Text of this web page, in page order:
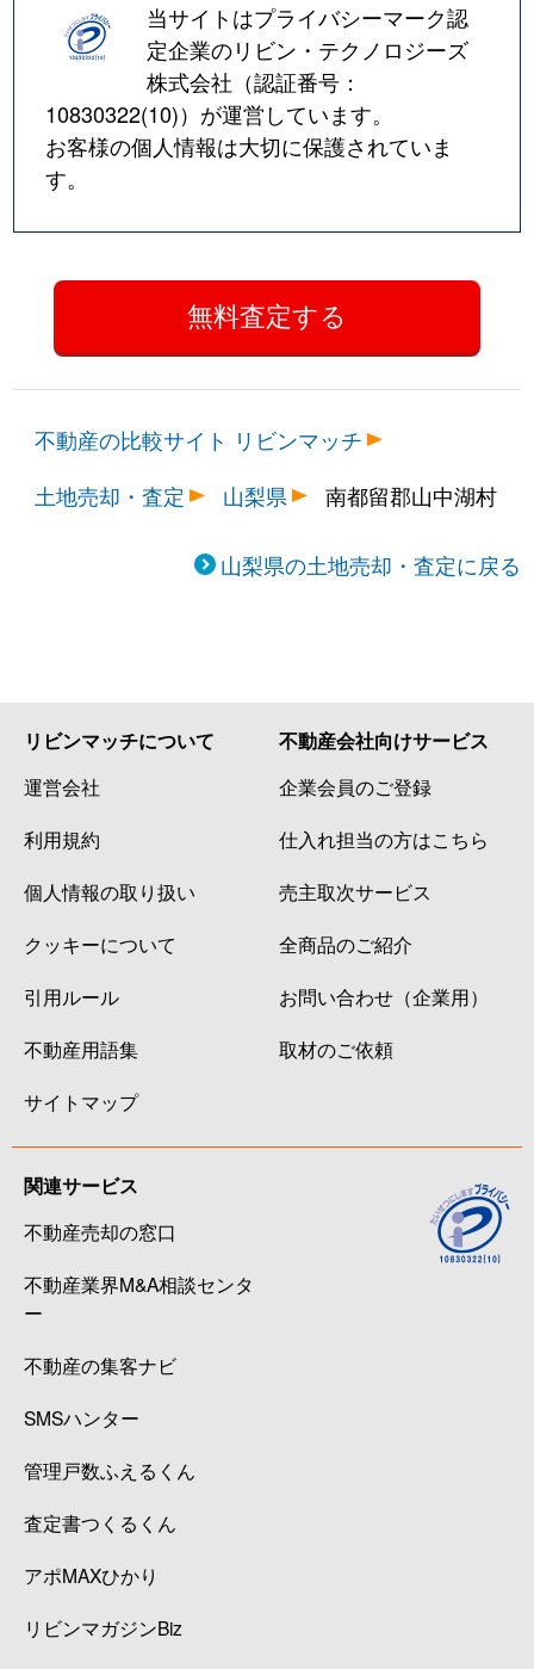
当サイトはプライバシーマーク認
定企業のリビン・テクノロジーズ
株式会社（認証番号：
10830322(10)）が運営しています。
お客様の個人情報は大切に保護されていま
す。
不動産の比較サイト リビンマッチ
土地売却・査定
山梨県 南都留郡山中湖村
山梨県の土地売却・査定に戻る
リビンマッチについて
運営会社
利用規約
個人情報の取り扱い
クッキーについて
引用ルール
不動産用語集
サイトマップ
不動産会社向けサービス
企業会員のご登録
仕入れ担当の方はこちら
売主取次サービス
全商品のご紹介
お問い合わせ（企業用）
取材のご依頼
関連サービス
不動産売却の窓口
不動産業界M&A相談センタ
ー
不動産の集客ナビ
SMSハンター
管理戸数ふえるくん
査定書つくるくん
アポMAXひかり
リビンマガジンBiz